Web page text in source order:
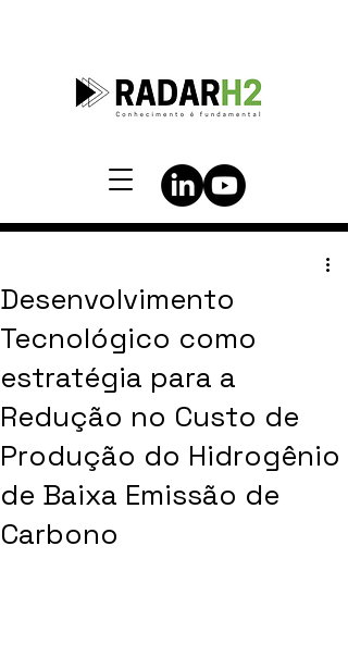
Desenvolvimento
Tecnológico como
estratégia para a
Redução no Custo de
Produção do Hidrogênio
de Baixa Emissão de
Carbono